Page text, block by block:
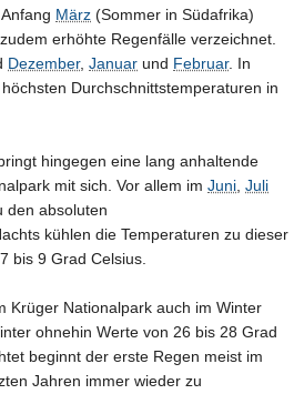
März (Sommer in Südafrika)
erhöhte Regenfälle verzeichnet.
Dezember, Januar und Februar. In
Durchschnittstemperaturen in
hingegen eine lang anhaltende
mit sich. Vor allem im Juni Juli
den absoluten
kühlen die Temperaturen zu dieser
bis 9 Grad Celsius.
Krüger Nationalpark auch im Winter
ohnehin Werte von 26 bis 28 Grad
beginnt der erste Regen meist im
Jahren immer wieder zu